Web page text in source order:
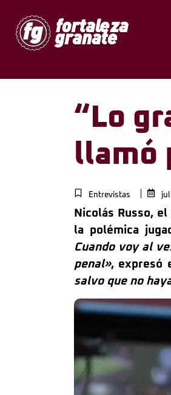
“Lo
llamó
Entrevistas
Nicolás Russo,
la polémica
Cuando voy al
penal», expresó
salvo que no